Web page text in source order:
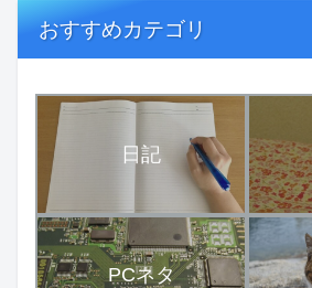
おすすめカテゴリ
日記
PCネタ